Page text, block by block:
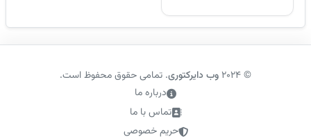
درباره ما
تماس با ما
حریم خصوصی
©
2024 وب دایرکتوری. تمامی حقوق محفوظ است.